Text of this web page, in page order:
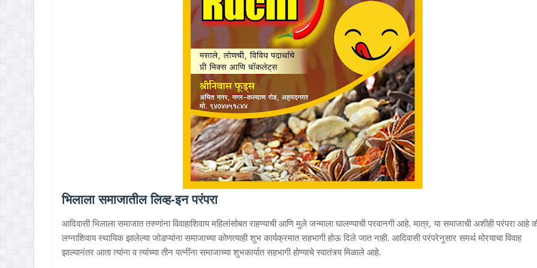
भिलाला समाजातील लिव्ह-इन परंपरा
आदिवासी भिलाला समाजात तरुणांना विवाहाशिवाय महिलांसोबत राहण्याची आणि मुले जन्माला घालण्याची परवानगी आहे. मात्र, या समाजाची अशीही परंपरा आहे
लग्नाशिवाय स्थायिक झालेल्या जोडप्यांना समाजाच्या कोणत्याही शुभ कार्यक्रमात सहभागी होऊ दिले जात नाही. आदिवासी परंपरेनुसार समर्थ मोरयाचा विवाह
झाल्यानंतर आता त्यांना व त्यांच्या तीन पत्नींना समाजाच्या शुभकार्यात सहभागी होण्याचे स्वातंत्र्य मिळाले आहे.